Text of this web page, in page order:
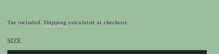
Tax included. Shipping calculated at checkout.
SIZE